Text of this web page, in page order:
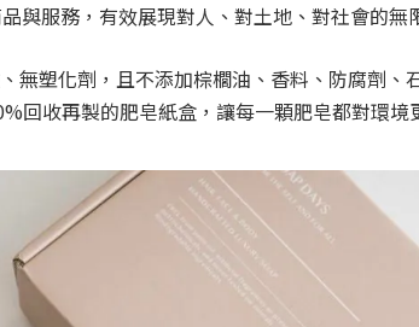
與服務，有效展現對人、對土地、對社會的無
無塑化劑，且不添加棕櫚油、香料、防腐劑
回收再製的肥皂紙盒，讓每一顆肥皂都對環境